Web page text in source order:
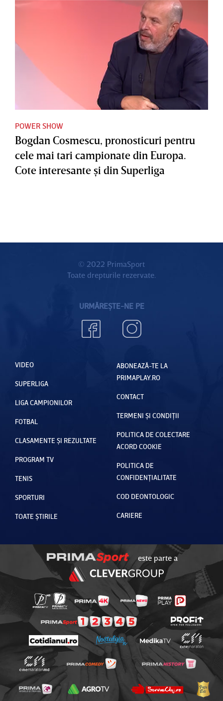
POWER SHOW
Bogdan Cosmescu, pronosticuri pentru
cele mai tari campionate din Europa.
Cote interesante şi din Superliga
© 2022 PrimaSport
Toate drepturile rezervate.
URMĂREȘTE-NE PE
VIDEO
SUPERLIGA
LIGA CAMPIONILOR
FOTBAL
CLASAMENTE ȘI REZULTATE
PROGRAM TV
TENIS
SPORTURI
TOATE ȘTIRILE
ABONEAZĂ-TE LA
PRIMAPLAY.RO
CONTACT
TERMENI ȘI CONDIȚII
POLITICA DE COLECTARE
ACORD COOKIE
POLITICA DE
CONFIDENȚIALITATE
COD DEONTOLOGIC
CARIERE
este parte a